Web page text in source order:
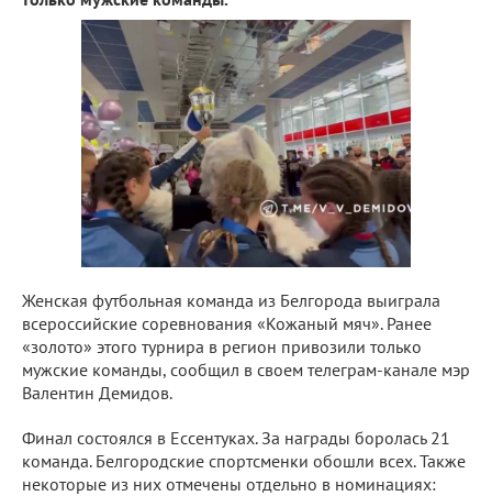
Женская футбольная команда из Белгорода выиграла
всероссийские соревнования «Кожаный мяч». Ранее
«золото» этого турнира в регион привозили только
мужские команды, сообщил в своем телеграм-канале мэр
Валентин Демидов.
Финал состоялся в Ессентуках. За награды боролась 21
команда. Белгородские спортсменки обошли всех. Также
некоторые из них отмечены отдельно в номинациях: